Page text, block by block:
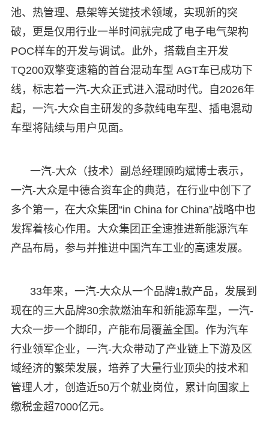
池、热管理、悬架等关键技术领域，实现新的突
破，更是仅用行业一半时间就完成了电子电气架构
POC样车的开发与调试。此外，搭载自主开发
TQ200双擎变速箱的首台混动车型 AGT车已成功下
线，标志着一汽-大众正式进入混动时代。自2026年
起，一汽-大众自主研发的多款纯电车型、插电混动
车型将陆续与用户见面。
一汽-大众（技术）副总经理顾昀斌博士表示，
一汽-大众是中德合资车企的典范，在行业中创下了
多个第一，在大众集团“in China for China”战略中也
发挥着核心作用。大众集团正全速推进新能源汽车
产品布局，参与并推进中国汽车工业的高速发展。
33年来，一汽-大众从一个品牌1款产品，发展到
现在的三大品牌30余款燃油车和新能源车型，一汽-
大众一步一个脚印，产能布局覆盖全国。作为汽车
行业领军企业，一汽-大众带动了产业链上下游及区
域经济的繁荣发展，培养了大量行业顶尖的技术和
管理人才，创造近50万个就业岗位，累计向国家上
缴税金超7000亿元。